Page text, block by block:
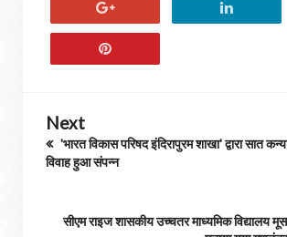
Next
'भारत विकास परिषद इंदिरापुरम शाखा' द्वारा सात
विवाह हुआ संपन्न
सीएम राइज शासकीय उच्चतर माध्यमिक विद्यालय